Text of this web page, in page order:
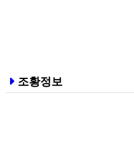
조황정보